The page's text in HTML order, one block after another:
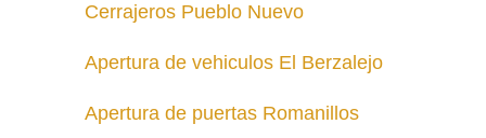
Cerrajeros Pueblo Nuevo
Apertura de vehiculos El Berzalejo
Apertura de puertas Romanillos